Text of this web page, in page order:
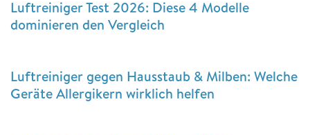
Luftreiniger Test 2026: Diese 4 Modelle
dominieren den Vergleich
Luftreiniger gegen Hausstaub & Milben: Welche
Geräte Allergikern wirklich helfen